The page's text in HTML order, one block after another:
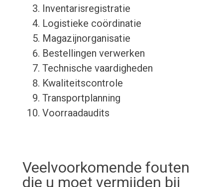
Inventarisregistratie
Logistieke coördinatie
Magazijnorganisatie
Bestellingen verwerken
Technische vaardigheden
Kwaliteitscontrole
Transportplanning
Voorraadaudits
Veelvoorkomende fouten
die u moet vermijden bij